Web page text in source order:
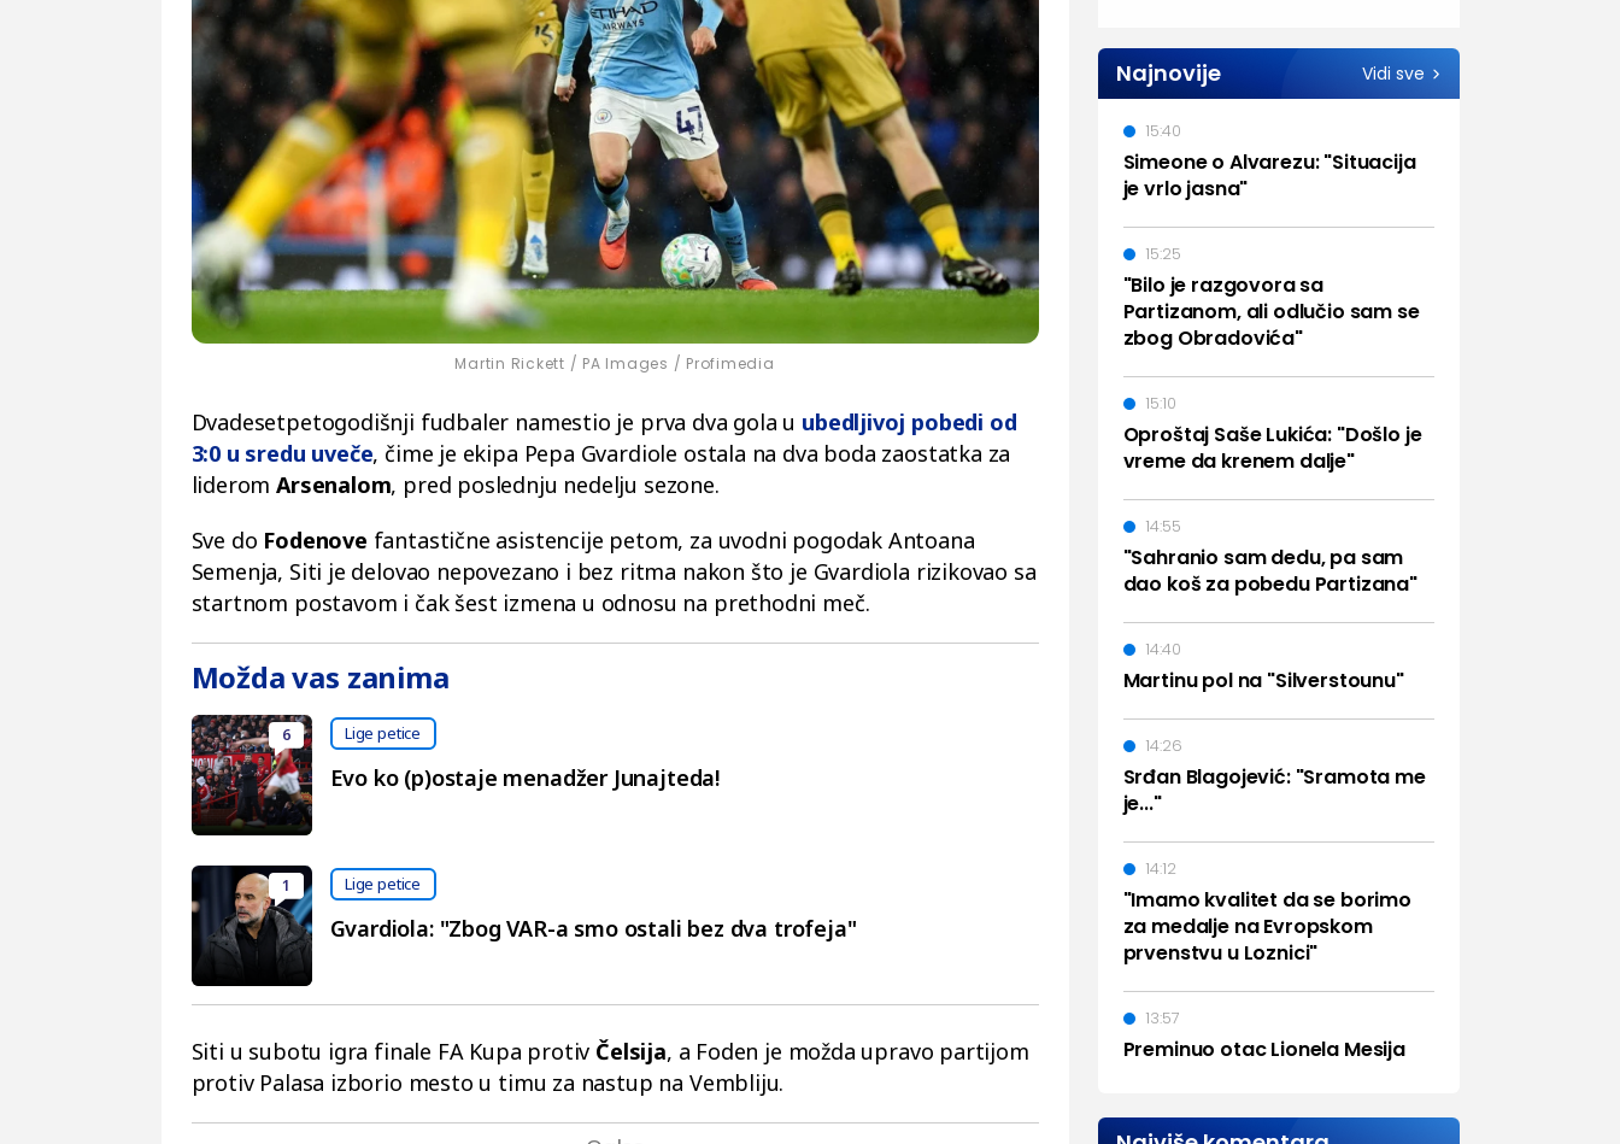
Martin Rickett / PA Images / Profimedia
Dvadesetpetogodišnji fudbaler namestio je prva dva gola u ubedljivoj pobedi od
3:0 u sredu uveče, čime je ekipa Pepa Gvardiole ostala na dva boda zaostatka za
lideromArsenalom, pred poslednju nedelju sezone.
Sve do Fodenove fantastične asistencije petom, za uvodni pogodak Antoana
Semenja, Siti je delovao nepovezano i bez ritma nakon što je Gvardiola rizikovao sa
startnom postavom i čak šest izmena u odnosu na prethodni meč.
Možda vas zanima
6 Lige petice
Evo ko (p)ostaje menadžer Junajteda!
1 Lige petice
Gvardiola: "Zbog VAR-a smo ostali bez dva trofeja"
Siti u subotu igra finale FA Kupa protiv Čelsija, a Foden je možda upravo partijom
protiv Palasa izborio mesto u timu za nastup na Vembliju.
Najnovije Vidi sve
Simeone o Alvarezu: "Situacija
je vrlo jasna"
15:40
"Bilo je razgovora sa
Partizanom, ali odlučio sam se
zbog Obradovića"
15:25
Oproštaj Saše Lukića: "Došlo je
vreme da krenem dalje"
15:10
"Sahranio sam dedu, pa sam
dao koš za pobedu Partizana"
14:55
Martinu pol na "Silverstounu"
14:40
Srđan Blagojević: "Sramota me
je..."
14:26
"Imamo kvalitet da se borimo
za medalje na Evropskom
prvenstvu u Loznici"
14:12
Preminuo otac Lionela Mesija
13:57